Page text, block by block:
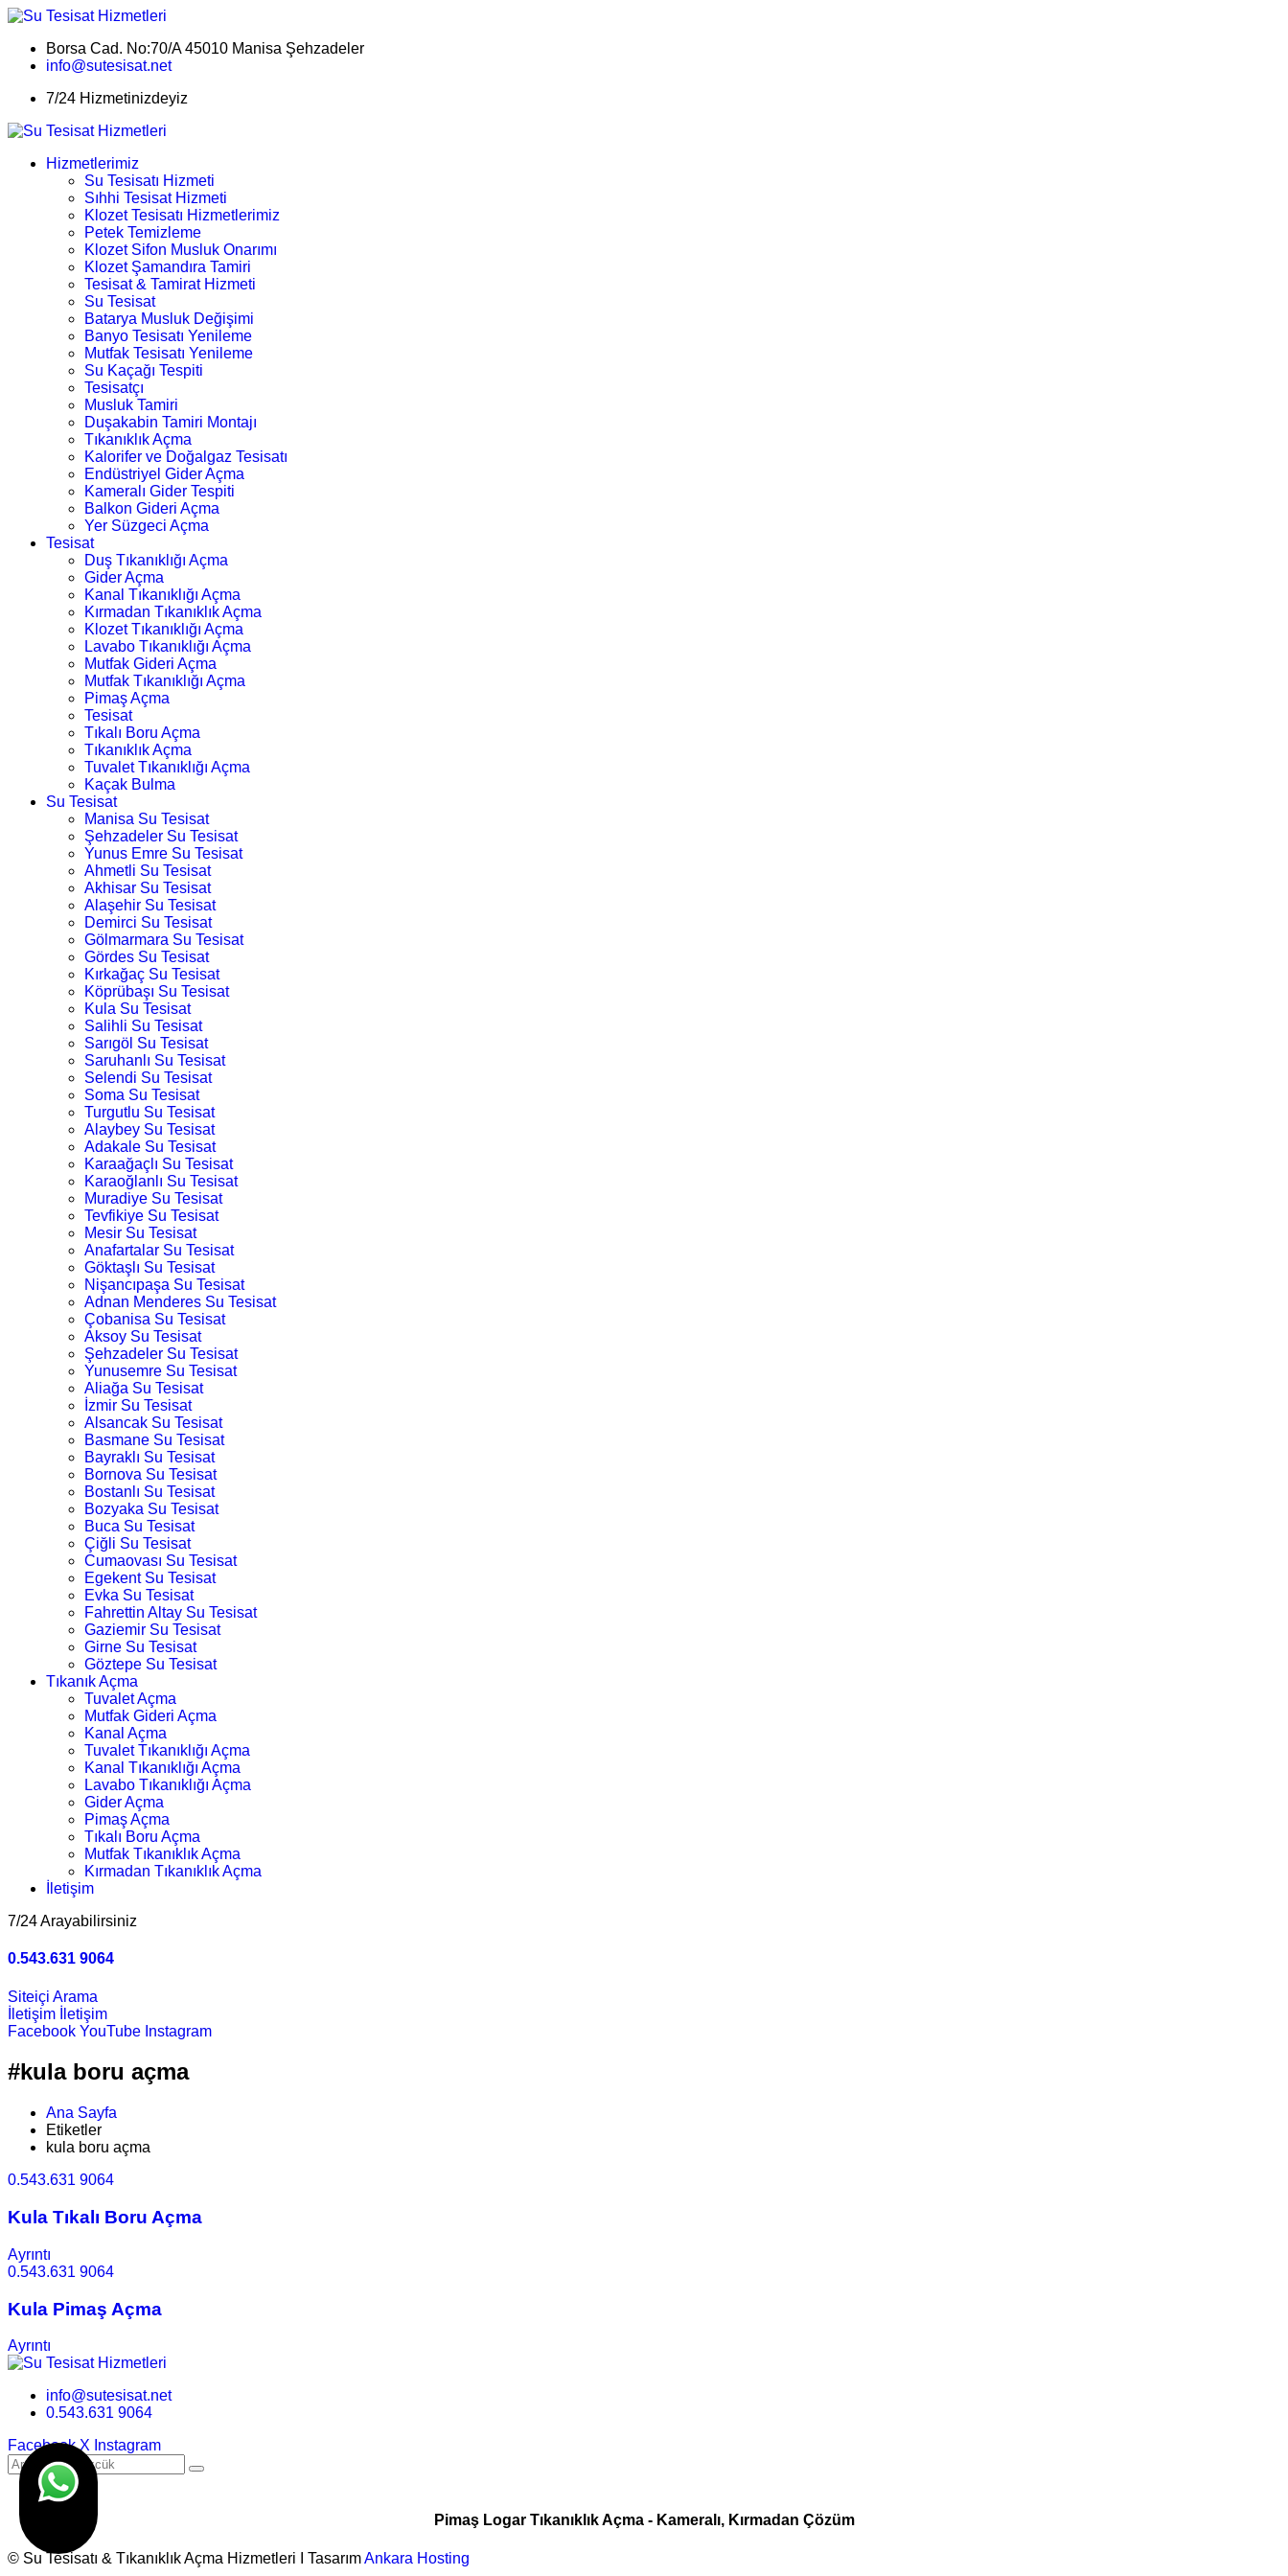
Borsa Cad. No:70/A 45010 Manisa Şehzadeler
info@sutesisat.net
7/24 Hizmetinizdeyiz
Hizmetlerimiz
Su Tesisatı Hizmeti
Sıhhi Tesisat Hizmeti
Klozet Tesisatı Hizmetlerimiz
Petek Temizleme
Klozet Sifon Musluk Onarımı
Klozet Şamandıra Tamiri
Tesisat & Tamirat Hizmeti
Su Tesisat
Batarya Musluk Değişimi
Banyo Tesisatı Yenileme
Mutfak Tesisatı Yenileme
Su Kaçağı Tespiti
Tesisatçı
Musluk Tamiri
Duşakabin Tamiri Montajı
Tıkanıklık Açma
Kalorifer ve Doğalgaz Tesisatı
Endüstriyel Gider Açma
Kameralı Gider Tespiti
Balkon Gideri Açma
Yer Süzgeci Açma
Tesisat
Duş Tıkanıklığı Açma
Gider Açma
Kanal Tıkanıklığı Açma
Kırmadan Tıkanıklık Açma
Klozet Tıkanıklığı Açma
Lavabo Tıkanıklığı Açma
Mutfak Gideri Açma
Mutfak Tıkanıklığı Açma
Pimaş Açma
Tesisat
Tıkalı Boru Açma
Tıkanıklık Açma
Tuvalet Tıkanıklığı Açma
Kaçak Bulma
Su Tesisat
Manisa Su Tesisat
Şehzadeler Su Tesisat
Yunus Emre Su Tesisat
Ahmetli Su Tesisat
Akhisar Su Tesisat
Alaşehir Su Tesisat
Demirci Su Tesisat
Gölmarmara Su Tesisat
Gördes Su Tesisat
Kırkağaç Su Tesisat
Köprübaşı Su Tesisat
Kula Su Tesisat
Salihli Su Tesisat
Sarıgöl Su Tesisat
Saruhanlı Su Tesisat
Selendi Su Tesisat
Soma Su Tesisat
Turgutlu Su Tesisat
Alaybey Su Tesisat
Adakale Su Tesisat
Karaağaçlı Su Tesisat
Karaoğlanlı Su Tesisat
Muradiye Su Tesisat
Tevfikiye Su Tesisat
Mesir Su Tesisat
Anafartalar Su Tesisat
Göktaşlı Su Tesisat
Nişancıpaşa Su Tesisat
Adnan Menderes Su Tesisat
Çobanisa Su Tesisat
Aksoy Su Tesisat
Şehzadeler Su Tesisat
Yunusemre Su Tesisat
Aliağa Su Tesisat
İzmir Su Tesisat
Alsancak Su Tesisat
Basmane Su Tesisat
Bayraklı Su Tesisat
Bornova Su Tesisat
Bostanlı Su Tesisat
Bozyaka Su Tesisat
Buca Su Tesisat
Çiğli Su Tesisat
Cumaovası Su Tesisat
Egekent Su Tesisat
Evka Su Tesisat
Fahrettin Altay Su Tesisat
Gaziemir Su Tesisat
Girne Su Tesisat
Göztepe Su Tesisat
Tıkanık Açma
Tuvalet Açma
Mutfak Gideri Açma
Kanal Açma
Tuvalet Tıkanıklığı Açma
Kanal Tıkanıklığı Açma
Lavabo Tıkanıklığı Açma
Gider Açma
Pimaş Açma
Tıkalı Boru Açma
Mutfak Tıkanıklık Açma
Kırmadan Tıkanıklık Açma
İletişim
7/24 Arayabilirsiniz
0.543.631 9064
Siteiçi Arama
İletişim
İletişim
Facebook YouTube Instagram
#kula boru açma
Ana Sayfa
Etiketler
kula boru açma
0.543.631 9064
Kula Tıkalı Boru Açma
Ayrıntı
0.543.631 9064
Kula Pimaş Açma
Ayrıntı
info@sutesisat.net
0.543.631 9064
Facebook X Instagram
Pimaş Logar Tıkanıklık Açma - Kameralı, Kırmadan Çözüm
© Su Tesisatı & Tıkanıklık Açma Hizmetleri I TasarımAnkara Hosting